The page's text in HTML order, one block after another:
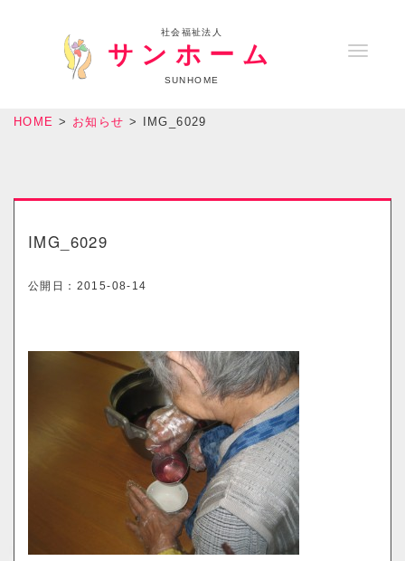
T
社会福祉法人
サンホーム
SUNHOME
HOME > お知らせ > IMG_6029
IMG_6029
公開日： 2015-08-14